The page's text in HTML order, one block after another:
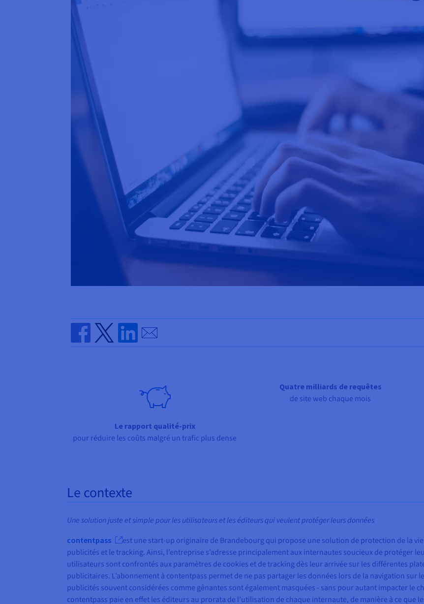
Share on Facebook
Share on Twitter
Share on Linkedin
Send by email
Le rapport qualité-prix
pour réduire les coûts malgré un trafic plus dense
Quatre milliards de requêtes
de site web chaque mois
Le contexte
Une solution juste et simple pour les utilisateurs et les éditeurs qui veulent protéger leurs données
contentpass
est une start-up originaire de Brandebourg qui propose une solution de protection de la
publicités et le tracking. Ainsi, l’entreprise s’adresse principalement aux internautes soucieux de protéger
utilisateurs sont confrontés aux paramètres de cookies et de tracking dès leur arrivée sur les différentes
publicitaires. L’abonnement à contentpass permet de ne pas partager les données lors de la navigation sur
publicités souvent considérées comme gênantes sont également masquées - sans pour autant impacter le
contentpass paie en effet les éditeurs au prorata de l’utilisation de chaque internaute, de manière à ce que